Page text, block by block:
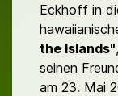
Eckhoff in
the Islands"
seinen
am 23. Mai